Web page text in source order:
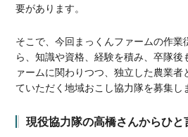
要があります。
そこで、今回まっくんファームの作
ら、知識や資格、経験を積み、卒隊後
ァームに関わりつつ、独立した農業者
ていただく地域おこし協力隊を募集し
現役協力隊の高橋さんからひと